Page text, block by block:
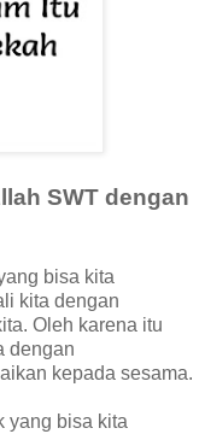
SWT dengan
bisa kita
kita dengan
Oleh karena itu
dengan
kepada sesama.
yang bisa kita